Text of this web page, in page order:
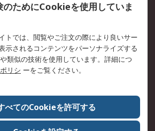
ー
採用情報
＆お知ら
コーポレートサイト
RSの歴史
み（英語）
認証について
のためにCookieを使用していま
トでは、閲覧やご注文の際により良いサー
示されるコンテンツをパーソナライズする
類似の技術を使用しています。詳細につ
リシ ーをご覧ください。
べてのCookieを許可する